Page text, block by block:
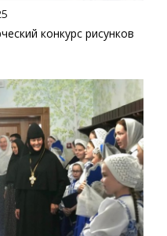
конкурс рисунков